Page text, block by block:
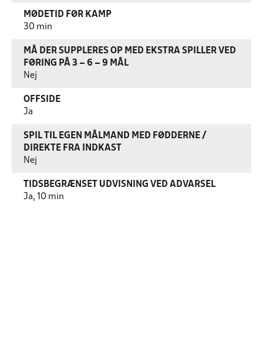
MØDETID FØR KAMP
30 min
MÅ DER SUPPLERES OP MED EKSTRA SPILLER VED
FØRING PÅ 3 – 6 – 9 MÅL
Nej
OFFSIDE
Ja
SPIL TIL EGEN MÅLMAND MED FØDDERNE /
DIREKTE FRA INDKAST
Nej
TIDSBEGRÆNSET UDVISNING VED ADVARSEL
Ja, 10 min